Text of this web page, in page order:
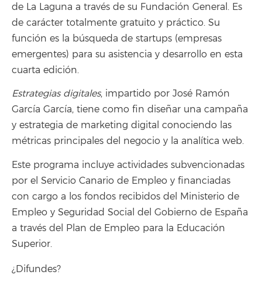
de La Laguna a través de su Fundación General. Es
de carácter totalmente gratuito y práctico. Su
función es la búsqueda de startups (empresas
emergentes) para su asistencia y desarrollo en esta
cuarta edición.
Estrategias digitales, impartido por José Ramón
García García, tiene como fin diseñar una campaña
y estrategia de marketing digital conociendo las
métricas principales del negocio y la analítica web.
Este programa incluye actividades subvencionadas
por el Servicio Canario de Empleo y financiadas
con cargo a los fondos recibidos del Ministerio de
Empleo y Seguridad Social del Gobierno de España
a través del Plan de Empleo para la Educación
Superior.
¿Difundes?